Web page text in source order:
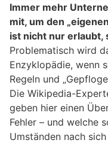
Immer mehr
mit, um den
ist nicht nur erlaubt,
Problematisch wird
Enzyklopädie, wenn
Regeln und
Die Wikipedia-
geben hier einen
Fehler – und welche
Umständen nach